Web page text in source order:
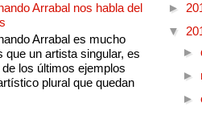
Arrabal nos habla del
Arrabal es mucho
que un artista singular, es
de los últimos ejemplos
plural que quedan
►
▼
►
►
►